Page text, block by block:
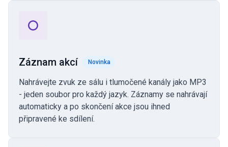
Záznam akcí Novinka
Nahrávejte zvuk ze sálu i tlumočené kanály jako MP3
- jeden soubor pro každý jazyk. Záznamy se nahrávají
automaticky a po skončení akce jsou ihned
připravené ke sdílení.